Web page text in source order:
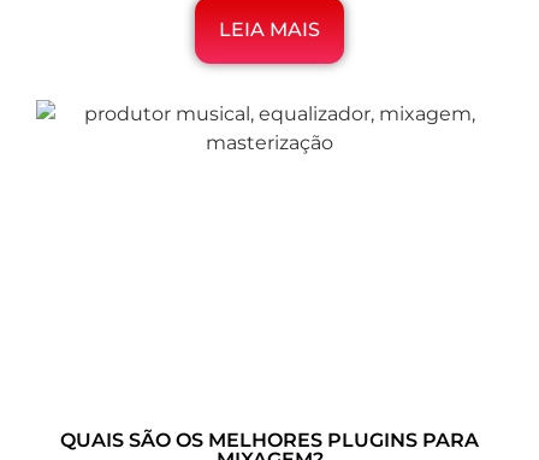
LEIA MAIS
QUAIS SÃO OS MELHORES PLUGINS PARA